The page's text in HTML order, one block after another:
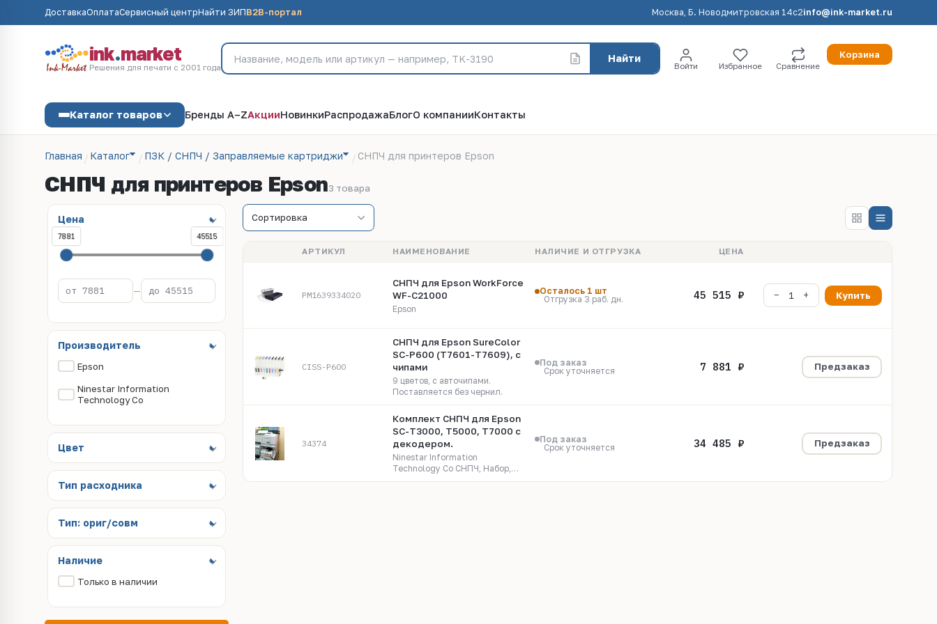
ДоставкаОплатаСервисный центрНайти ЗИПB2B-портал Москва, Б. Новодмитровская 14с2info@ink-market.ru
ink.market
Решения для печати с 2001 года
Найти
Войти Избранное Сравнение
Корзина
Каталог товаров Бренды A–ZАкцииНовинкиРаспродажаБлогО компанииКонтакты
Главная Каталог ПЗК / СНПЧ / Заправляемые картриджи СНПЧ для принтеров Epson
СНПЧ для принтеров Epson3 товара
Цена
7881 45515
—
Производитель
Epson
Ninestar Information
Technology Co
Цвет
Тип расходника
Тип: ориг/совм
Наличие
Только в наличии
АРТИКУЛ НАИМЕНОВАНИЕ НАЛИЧИЕ И ОТГРУЗКА ЦЕНА
PM1639334020
СНПЧ для Epson WorkForce
WF-C21000
Epson
Осталось 1 шт
Отгрузка 3 раб. дн.
45 515 ₽ Купить
CISS-P600
СНПЧ для Epson SureColor
SC-P600 (T7601-T7609), с
чипами
9 цветов, с авточипами.
Поставляется без чернил.
Под заказ
Срок уточняется
7 881 ₽ Предзаказ
34374
Комплект СНПЧ для Epson
SC-T3000, T5000, T7000 с
декодером.
Ninestar Information
Technology Co СНПЧ, Набор,
Совместимый
Под заказ
Срок уточняется
34 485 ₽ Предзаказ